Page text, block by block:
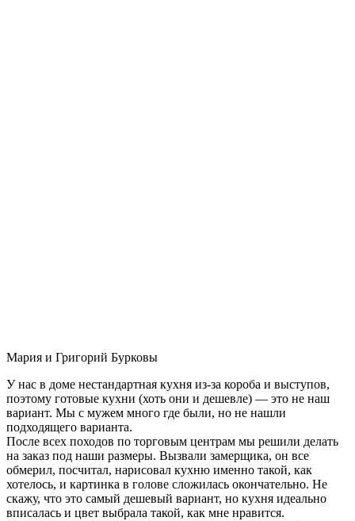
Мария и Григорий Бурковы
У нас в доме нестандартная кухня из-за короба и выступов,
поэтому готовые кухни (хоть они и дешевле) — это не наш
вариант. Мы с мужем много где были, но не нашли
подходящего варианта.
После всех походов по торговым центрам мы решили делать
на заказ под наши размеры. Вызвали замерщика, он все
обмерил, посчитал, нарисовал кухню именно такой, как
хотелось, и картинка в голове сложилась окончательно. Не
скажу, что это самый дешевый вариант, но кухня идеально
вписалась и цвет выбрала такой, как мне нравится.